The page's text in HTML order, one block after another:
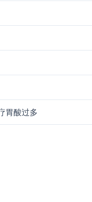
胃酸过多